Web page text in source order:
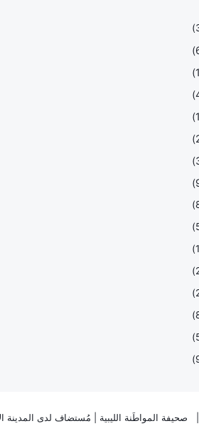
صحيفة المواطَنة الليبية | مُستضاف لدى المدينة